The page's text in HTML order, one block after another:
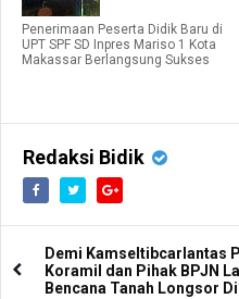
Penerimaan Peserta Didik Baru di
UPT SPF SD Inpres Mariso 1 Kota
Makassar Berlangsung Sukses
Redaksi Bidik
Demi Kamseltibcarlantas
Koramil dan Pihak BPJN
Bencana Tanah Longsor